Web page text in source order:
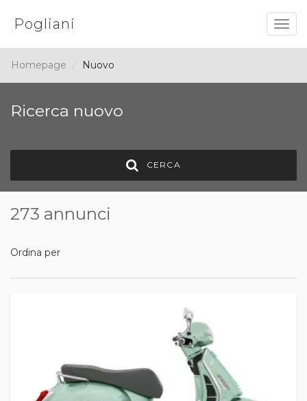
Pogliani
Homepage Nuovo
Ricerca nuovo
CERCA
273 annunci
Ordina per